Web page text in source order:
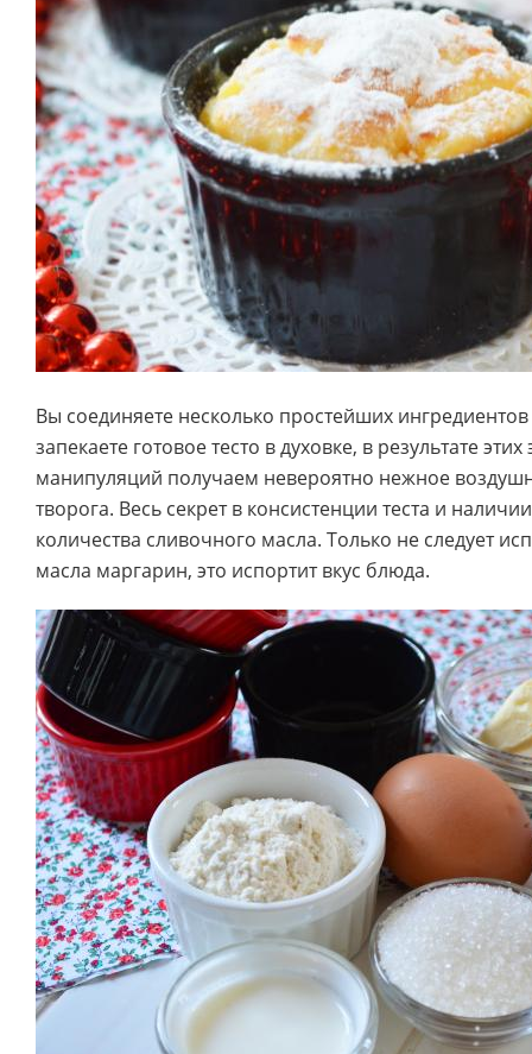
Вы соединяете несколько простейших ингредиентов
запекаете готовое тесто в духовке, в результате
манипуляций получаем невероятно нежное
творога. Весь секрет в консистенции теста и
количества сливочного масла. Только не следует
масла маргарин, это испортит вкус блюда.